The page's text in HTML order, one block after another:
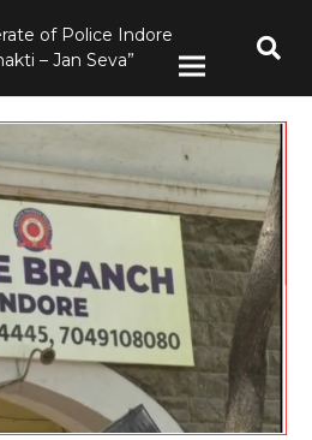
of Police Indore
– Jan Seva”